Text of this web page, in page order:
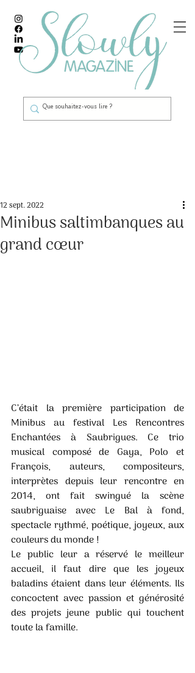
Minibus saltimbanques au
grand cœur
12 sept. 2022
C’était la première participation de
Minibus au festival Les Rencontres
Enchantées à Saubrigues. Ce trio
musical composé de Gaya, Polo et
François, auteurs, compositeurs,
interprètes depuis leur rencontre en
2014, ont fait swingué la scène
saubriguaise avec Le Bal à fond,
spectacle rythmé, poétique, joyeux, aux
couleurs du monde !
Le public leur a réservé le meilleur
accueil, il faut dire que les joyeux
baladins étaient dans leur éléments. Ils
concoctent avec passion et générosité
des projets jeune public qui touchent
toute la famille.